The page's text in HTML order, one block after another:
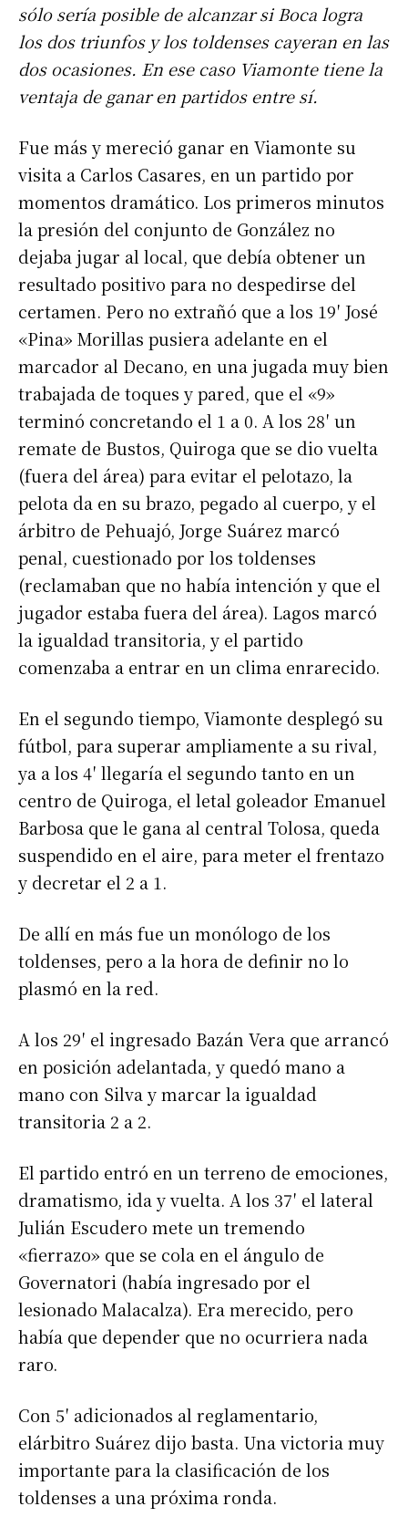
sólo sería posible de alcanzar si Boca logra
los dos triunfos y los toldenses cayeran en las
dos ocasiones. En ese caso Viamonte tiene la
ventaja de ganar en partidos entre sí.
Fue más y mereció ganar en Viamonte su
visita a Carlos Casares, en un partido por
momentos dramático. Los primeros minutos
la presión del conjunto de González no
dejaba jugar al local, que debía obtener un
resultado positivo para no despedirse del
certamen. Pero no extrañó que a los 19′ José
«Pina» Morillas pusiera adelante en el
marcador al Decano, en una jugada muy bien
trabajada de toques y pared, que el «9»
terminó concretando el 1 a 0. A los 28′ un
remate de Bustos, Quiroga que se dio vuelta
(fuera del área) para evitar el pelotazo, la
pelota da en su brazo, pegado al cuerpo, y el
árbitro de Pehuajó, Jorge Suárez marcó
penal, cuestionado por los toldenses
(reclamaban que no había intención y que el
jugador estaba fuera del área). Lagos marcó
la igualdad transitoria, y el partido
comenzaba a entrar en un clima enrarecido.
En el segundo tiempo, Viamonte desplegó su
fútbol, para superar ampliamente a su rival,
ya a los 4′ llegaría el segundo tanto en un
centro de Quiroga, el letal goleador Emanuel
Barbosa que le gana al central Tolosa, queda
suspendido en el aire, para meter el frentazo
y decretar el 2 a 1.
De allí en más fue un monólogo de los
toldenses, pero a la hora de definir no lo
plasmó en la red.
A los 29′ el ingresado Bazán Vera que arrancó
en posición adelantada, y quedó mano a
mano con Silva y marcar la igualdad
transitoria 2 a 2.
El partido entró en un terreno de emociones,
dramatismo, ida y vuelta. A los 37′ el lateral
Julián Escudero mete un tremendo
«fierrazo» que se cola en el ángulo de
Governatori (había ingresado por el
lesionado Malacalza). Era merecido, pero
había que depender que no ocurriera nada
raro.
Con 5′ adicionados al reglamentario,
elárbitro Suárez dijo basta. Una victoria muy
importante para la clasificación de los
toldenses a una próxima ronda.